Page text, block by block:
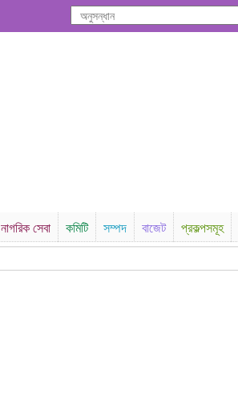
নাগরিক সেবা কমিটি সম্পদ বাজেট প্রকল্পসমূহ